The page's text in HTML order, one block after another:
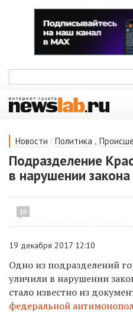
Новости / Политика ,
Подразделение
в нарушении закона
10
19 декабря 2017 12:10
Одно из подразделений
уличили в нарушении
стало известно из
федеральной